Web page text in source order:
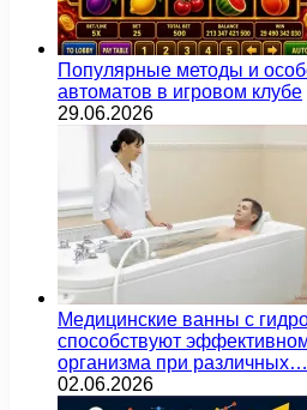
Популярные методы и
автоматов в игровом клубе
29.06.2026
Медицинские ванны с
способствуют
организма при различных…
02.06.2026